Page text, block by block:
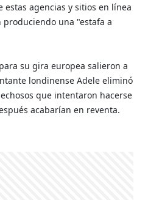
agencias y sitios en línea
una "estafa a
su gira europea salieron a
londinense Adele eliminó
que intentaron hacerse
acabarían en reventa.